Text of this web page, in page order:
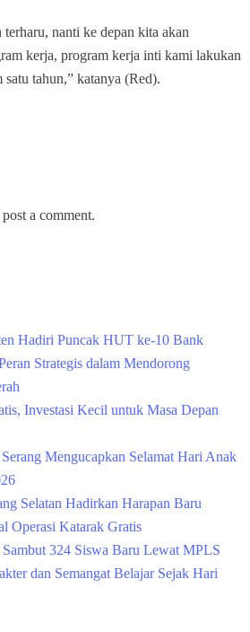
terharu, nanti ke depan kita akan
kerja, program kerja inti kami lakukan
tahun,” katanya (Red).
a comment.
Hadiri Puncak HUT ke-10 Bank
Strategis dalam Mendorong
Investasi Kecil untuk Masa Depan
Mengucapkan Selamat Hari Anak
Selatan Hadirkan Harapan Baru
Operasi Katarak Gratis
324 Siswa Baru Lewat MPLS
dan Semangat Belajar Sejak Hari